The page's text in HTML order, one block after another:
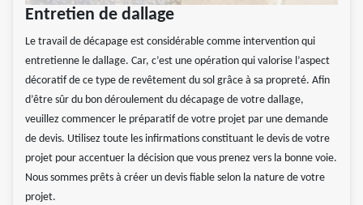
Entretien de dallage
Le travail de décapage est considérable comme intervention qui
entretienne le dallage. Car, c’est une opération qui valorise l’aspect
décoratif de ce type de revêtement du sol grâce à sa propreté. Afin
d’être sûr du bon déroulement du décapage de votre dallage,
veuillez commencer le préparatif de votre projet par une demande
de devis. Utilisez toute les infirmations constituant le devis de votre
projet pour accentuer la décision que vous prenez vers la bonne voie.
Nous sommes prêts à créer un devis fiable selon la nature de votre
projet.